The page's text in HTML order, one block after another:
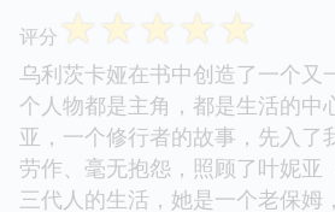
评分 ☆☆☆☆☆
乌利茨卡娅在书中创造了一个又
个人物都是主角，都是生活的中
亚，一个修行者的故事，先入了
劳作、毫无抱怨，照顾了叶妮亚
三代人的生活，她是一个老保姆